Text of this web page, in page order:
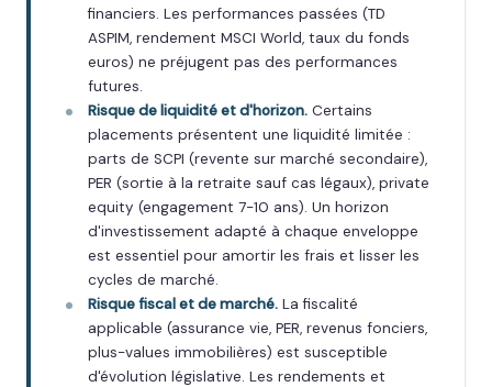
financiers. Les performances passées (TD
ASPIM, rendement MSCI World, taux du fonds
euros) ne préjugent pas des performances
futures.
Risque de liquidité et d'horizon. Certains
placements présentent une liquidité limitée :
parts de SCPI (revente sur marché secondaire),
PER (sortie à la retraite sauf cas légaux), private
equity (engagement 7-10 ans). Un horizon
d'investissement adapté à chaque enveloppe
est essentiel pour amortir les frais et lisser les
cycles de marché.
Risque fiscal et de marché. La fiscalité
applicable (assurance vie, PER, revenus fonciers,
plus-values immobilières) est susceptible
d'évolution législative. Les rendements et